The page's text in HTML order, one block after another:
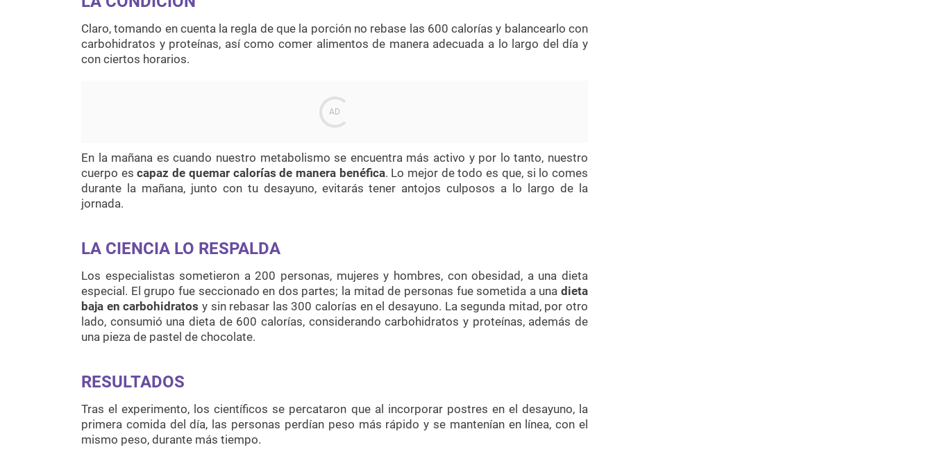
Claro, tomando en cuenta la regla de que la porción no rebase las 600 calorías y balancearlo con
carbohidratos y proteínas, así como comer alimentos de manera adecuada a lo largo del día y
con ciertos horarios.
En la mañana es cuando nuestro metabolismo se encuentra más activo y por lo tanto, nuestro
cuerpo escapaz de quemar calorías de manera benéfica. Lo mejor de todo es que, si lo comes
durante la mañana, junto con tu desayuno, evitarás tener antojos culposos a lo largo de la
jornada.
LA CIENCIA LO RESPALDA
Los especialistas sometieron a 200 personas, mujeres y hombres, con obesidad, a una dieta
especial. El grupo fue seccionado en dos partes; la mitad de personas fue sometida a una dieta
baja en carbohidratos y sin rebasar las 300 calorías en el desayuno. La segunda mitad, por otro
lado, consumió una dieta de 600 calorías, considerando carbohidratos y proteínas, además de
una pieza de pastel de chocolate.
RESULTADOS
Tras el experimento, los científicos se percataron que al incorporar postres en el desayuno, la
primera comida del día, las personas perdían peso más rápido y se mantenían en línea, con el
mismo peso, durante más tiempo.